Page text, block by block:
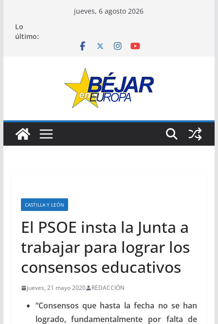
contenido
jueves, 6 agosto 2026
Lo
último:
CASTILLA Y LEÓN
El PSOE insta la Junta a
trabajar para lograr los
consensos educativos
jueves, 21 mayo 2020 REDACCIÓN
“Consensos que hasta la fecha no se han
logrado, fundamentalmente por falta de